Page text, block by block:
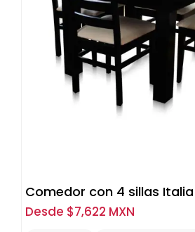
Comedor con 4 sillas Italia
Desde $7,622 MXN